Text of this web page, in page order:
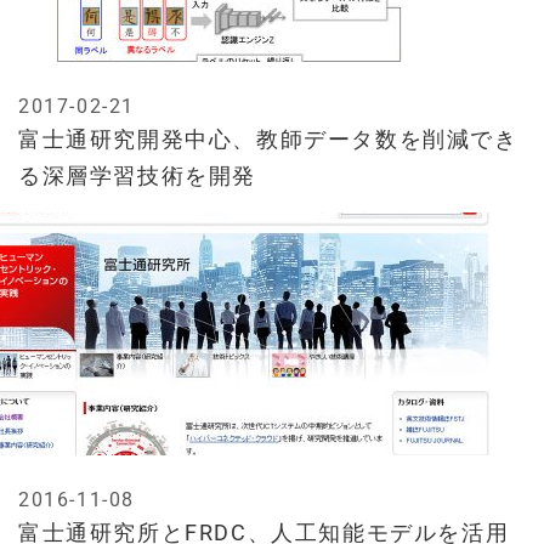
富士通研究開発中心、教師データ数を削減でき
る深層学習技術を開発
2017-02-21
富士通研究所とFRDC、人工知能モデルを活用
2016-11-08